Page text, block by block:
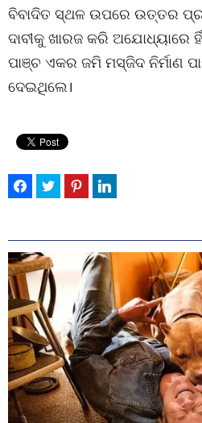
ବିବାଦିତ ସ୍ଥଳ ଉପରେ ଉତ୍ତର
ଦାବୀକୁ ଖାରଜ କରି ଅଯୋଧ୍ୟାରେ
ପାଞ୍ଚ ଏକର ଜମି ମସ୍ଜିଦ ନିର୍ମାଣ
ଦେଇଥିଲେ।